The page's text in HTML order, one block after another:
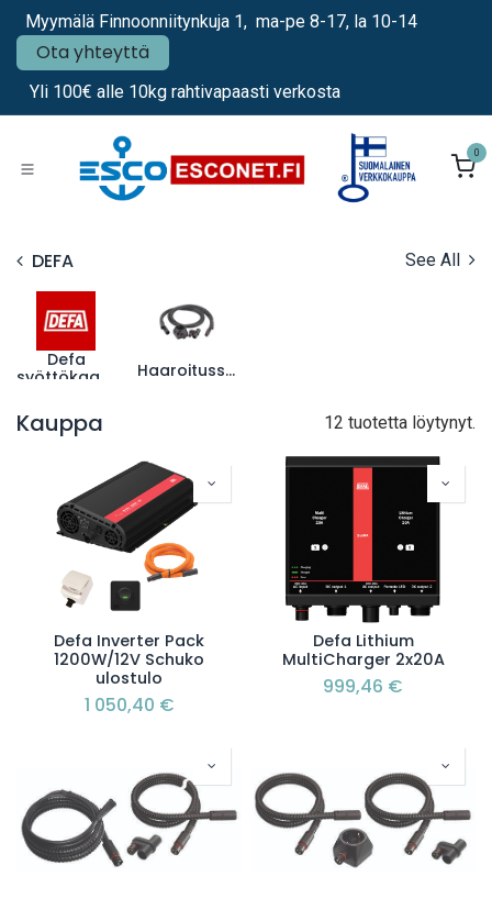
Siirry sisältöön
Myymälä Finnoonniitynkuja 1, ma-pe 8-17, la 10-14
Ota yhteyttä
Yli 100€ alle 10kg rahtivapaasti verkosta
0
DEFA See All
Defa
Haaroitussarjat
Kauppa 12 tuotetta löytynyt.
Defa Inverter Pack
1200W/12V Schuko
ulostulo
1 050,40 €
Defa Lithium
MultiCharger 2x20A
999,46 €